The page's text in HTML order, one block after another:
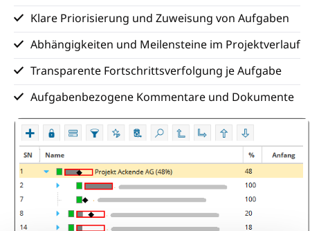
Klare Priorisierung und Zuweisung von Aufgaben
Abhängigkeiten und Meilensteine im Projektverlauf
Transparente Fortschrittsverfolgung je Aufgabe
Aufgabenbezogene Kommentare und Dokumente